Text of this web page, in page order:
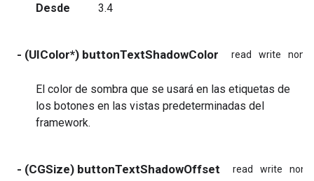
Desde
3.4
- (UIColor*) buttonTextShadowColor read write
El color de sombra que se usará en las etiquetas de
los botones en las vistas predeterminadas del
framework.
- (CGSize) buttonTextShadowOffset read write